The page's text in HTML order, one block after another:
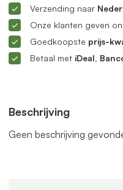
Beschrijving
Geen beschrijving
Verzending naar
Onze klanten geven
Goedkoopste prijs-
Betaal met iDeal,